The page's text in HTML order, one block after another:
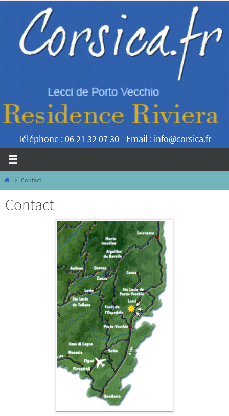
content
Téléphone :06 21 32 07 30- Email : info@corsica.fr
HomeContact
Contact